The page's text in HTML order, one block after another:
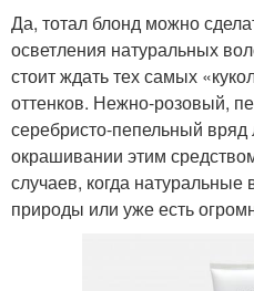
Да, тотал блонд можно
осветления натуральных
стоит ждать тех самых
оттенков. Нежно-розовый,
серебристо-пепельный вряд
окрашивании этим
случаев, когда
природы или уже есть